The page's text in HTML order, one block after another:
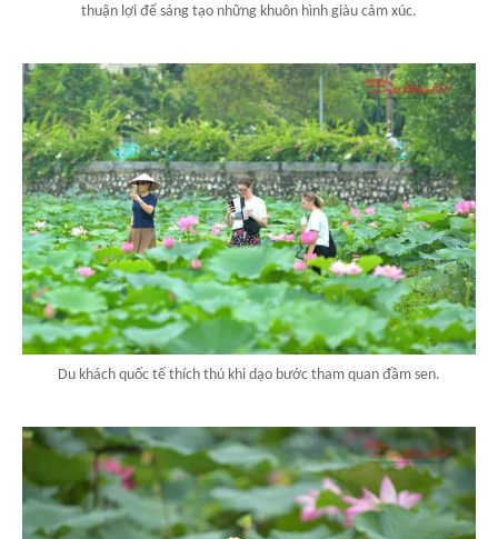
thuận lợi để sáng tạo những khuôn hình giàu cảm xúc.
Du khách quốc tế thích thú khi dạo bước tham quan đầm sen.